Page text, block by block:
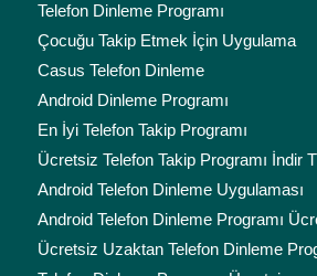
Telefon Dinleme Programı
Çocuğu Takip Etmek İçin Uygulama
Casus Telefon Dinleme
Android Dinleme Programı
En İyi Telefon Takip Programı
Ücretsiz Telefon Takip Programı İndir
Android Telefon Dinleme Uygulaması
Android Telefon Dinleme Programı
Ücretsiz Uzaktan Telefon Dinleme